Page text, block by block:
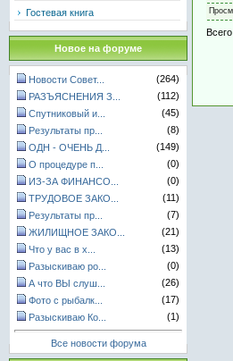
Гостевая книга
Новое на форуме
Новости Совет...
(264)
РАЗЪЯСНЕНИЯ З...
(112)
Спутниковый и...
(45)
Результаты пр...
(8)
ОДН - ОЧЕНЬ Д...
(149)
О процедуре п...
(0)
ИЗ-ЗА ФИНАНСО...
(0)
ТРУДОВОЕ ЗАКО...
(11)
Результаты пр...
(7)
ЖИЛИЩНОЕ ЗАКО...
(21)
Что у вас в х...
(13)
Разыскиваю ро...
(0)
А что ВЫ слуш...
(26)
Фото с рыбалк...
(17)
Разыскиваю Ко...
(1)
Все новости форума